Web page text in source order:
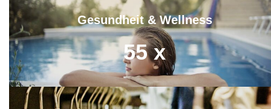
Gesundheit & Wellness
55 x